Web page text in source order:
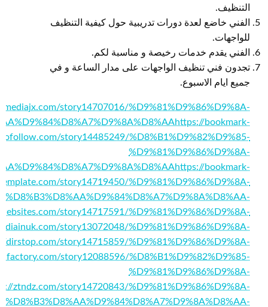
التنظيف.
الفني خاضع لعدة دورات تدريبية حول كيفية التنظيف
للواجهات.
الفني يقدم خدمات رخيصة و مناسبة لكم.
تجدون فني تنظيف الواجهات على مدار الساعة و في
جميع ايام الاسبوع.
mediajx.com/story14707016/%D9%81%D9%86%D9%8A-
https://bookmark-
story14485249/%D8%B1%D9%82%D9%85-
%D9%81%D9%86%D9%8A-
https://bookmark-
story14719450/%D9%81%D9%86%D9%8A-
%D8%B3%D8%AA%D9%84%D8%A7%D9%8A%D8%AA-
story14717591/%D9%81%D9%86%D9%8A-
story13072048/%D9%81%D9%86%D9%8A-
dirstop.com/story14715859/%D9%81%D9%86%D9%8A-
story12088596/%D8%B1%D9%82%D9%85-
%D9%81%D9%86%D9%8A-
ztndz.com/story14720843/%D9%81%D9%86%D9%8A-
%D8%B3%D8%AA%D9%84%D8%A7%D9%8A%D8%AA-